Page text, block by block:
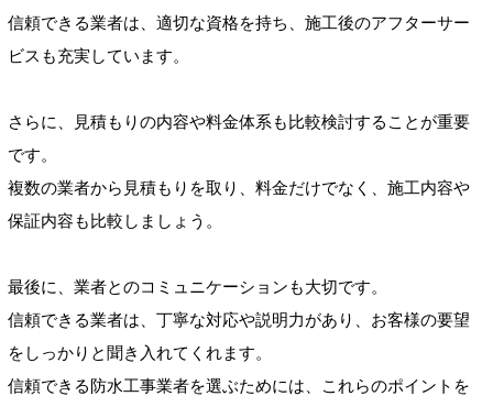
信頼できる業者は、適切な資格を持ち、施工後のアフターサー
ビスも充実しています。
さらに、見積もりの内容や料金体系も比較検討することが重要
です。
複数の業者から見積もりを取り、料金だけでなく、施工内容や
保証内容も比較しましょう。
最後に、業者とのコミュニケーションも大切です。
信頼できる業者は、丁寧な対応や説明力があり、お客様の要望
をしっかりと聞き入れてくれます。
信頼できる防水工事業者を選ぶためには、これらのポイントを